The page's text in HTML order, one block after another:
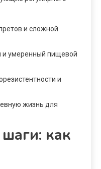
и сложной
и умеренный пищевой
и
жизнь для
как